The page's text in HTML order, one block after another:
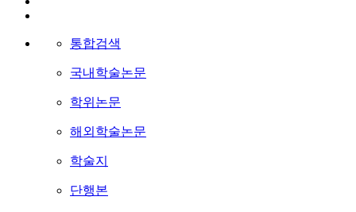
통합검색
국내학술논문
학위논문
해외학술논문
학술지
단행본